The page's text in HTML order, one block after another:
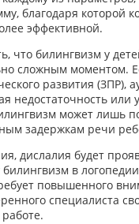
благодаря которой
эффективной.
что билингвизм у
сложным моментом.
развития (ЗПР),
недостаточность или
может лишь
задержкам речи
дислалия будет
в
повышенного
специалиста